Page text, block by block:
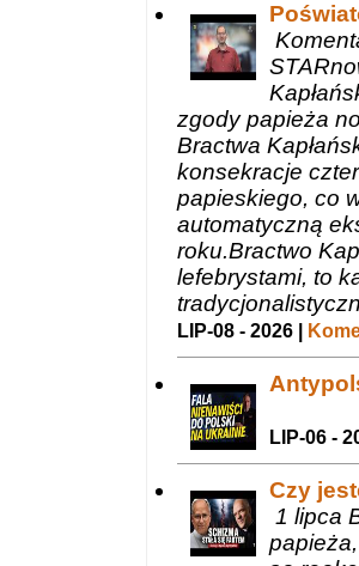
zgody papieża
Bractwa
konsekracje
papieskiego, co
automatyczną
roku.Bractwo
lefebrystami, to
LIP-08 - 2026 |
LIP-06 -
Czy
1 lipca